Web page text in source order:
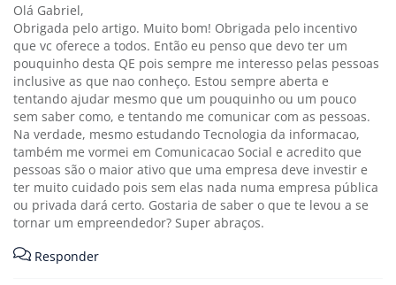
Olá Gabriel,
Obrigada pelo artigo. Muito bom! Obrigada pelo incentivo
que vc oferece a todos. Então eu penso que devo ter um
pouquinho desta QE pois sempre me interesso pelas pessoas
inclusive as que nao conheço. Estou sempre aberta e
tentando ajudar mesmo que um pouquinho ou um pouco
sem saber como, e tentando me comunicar com as pessoas.
Na verdade, mesmo estudando Tecnologia da informacao,
também me vormei em Comunicacao Social e acredito que
pessoas são o maior ativo que uma empresa deve investir e
ter muito cuidado pois sem elas nada numa empresa pública
ou privada dará certo. Gostaria de saber o que te levou a se
tornar um empreendedor? Super abraços.
Responder